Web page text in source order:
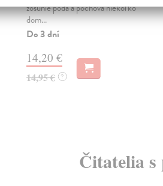
zosunie pôda a pochová niekoľko
dom...
Do 3 dní
14,20 €
14,95 € ?
Čitatelia